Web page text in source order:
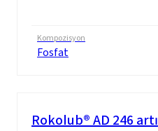
Kompozisyon
Fosfat
Rokolub® AD 246 artı